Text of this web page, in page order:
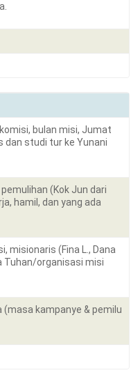
bulan misi, Jumat
dan studi tur ke Yunani
(Kok Jun dari
hamil, dan yang ada
misionaris (Fina L., Dana
Tuhan/organisasi misi
(masa kampanye & pemilu